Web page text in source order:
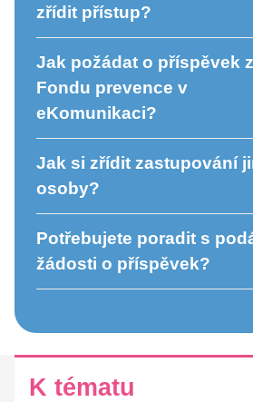
zřídit přístup?
Jak požádat o příspěvek z
Fondu prevence v
eKomunikaci?
Jak si zřídit zastupování
osoby?
Potřebujete poradit s
žádosti o příspěvek?
K tématu